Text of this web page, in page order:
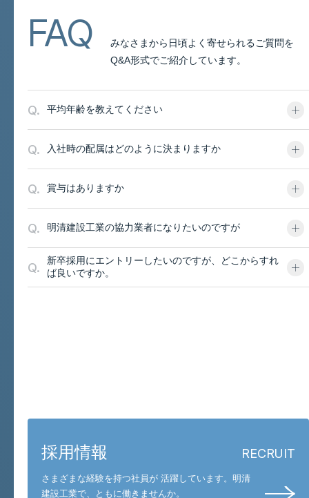
FAQ
みなさまから日頃よく寄せられるご質問を
Q&A形式でご紹介しています。
Q. 平均年齢を教えてください
Q. 入社時の配属はどのように決まりますか
Q. 賞与はありますか
Q. 明清建設工業の協力業者になりたいのですが
Q.
新卒採用にエントリーしたいのですが、どこからすれ
ば良いですか。
採用情報 RECRUIT
さまざまな経験を持つ社員が 活躍しています。 明清
建設工業で、ともに働きませんか。